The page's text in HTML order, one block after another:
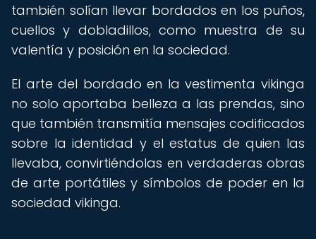
también solían llevar bordados en los puños,
cuellos y dobladillos, como muestra de su
valentía y posición en la sociedad.
El arte del bordado en la vestimenta vikinga
no solo aportaba belleza a las prendas, sino
que también transmitía mensajes codificados
sobre la identidad y el estatus de quien las
llevaba, convirtiéndolas en verdaderas obras
de arte portátiles y símbolos de poder en la
sociedad vikinga.